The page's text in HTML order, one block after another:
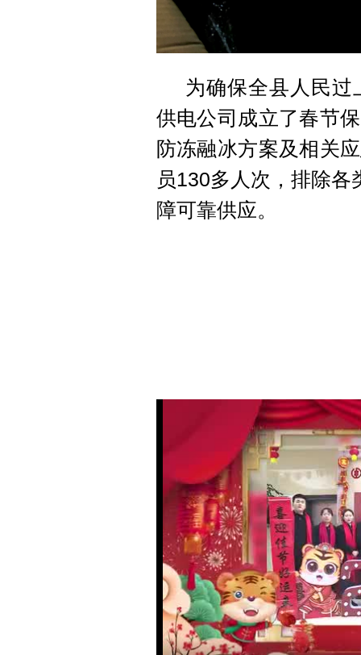
为确保全县人民
供电公司成立了春节
防冻融冰方案及相关
员130多人次，排除
障可靠供应。